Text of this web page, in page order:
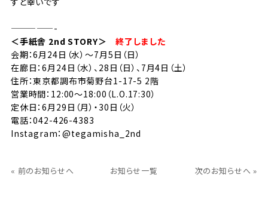
—————-
＜手紙舎 2nd STORY＞終了しました
会期：6月24日（水）〜7月5日（日）
在廊日：6月24日（水）、28日（日）、7月4日（土）
住所：東京都調布市菊野台1-17-5 2階
営業時間：12:00～18:00（L.O.17:30）
定休日：6月29日（月）・30日（火）
電話：042-426-4383
Instagram：@tegamisha_2nd
« 前のお知らせへ お知らせ一覧 次のお知らせへ »